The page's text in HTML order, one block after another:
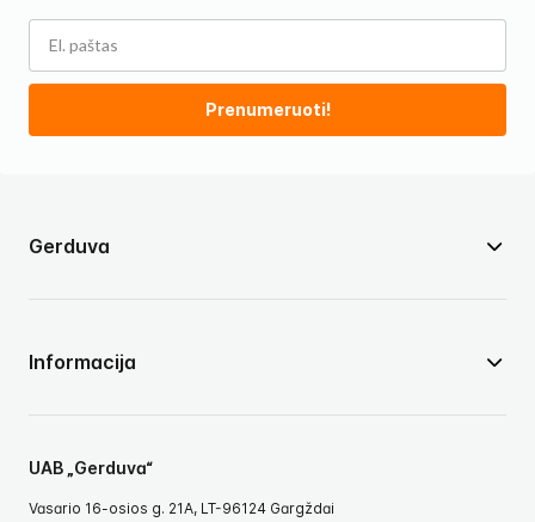
UAB „Gerduva“
Vasario 16-osios g. 21A, LT-96124 Gargždai
Gerduva
Informacija
Prenumeruoti!